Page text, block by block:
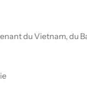
du Vietnam, du